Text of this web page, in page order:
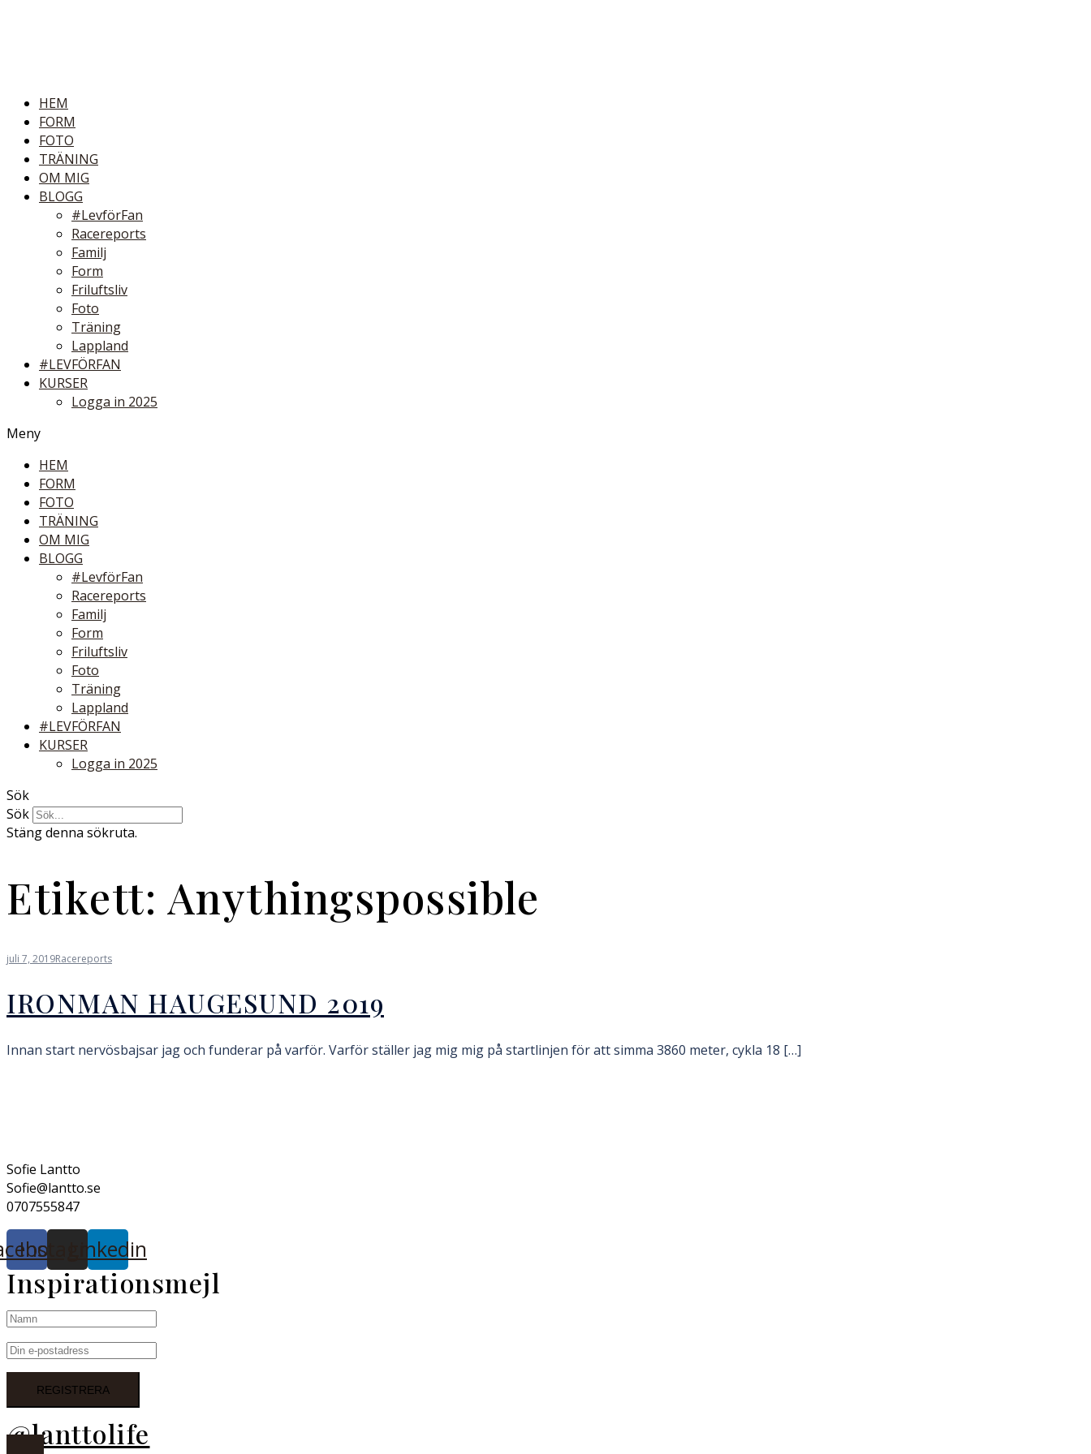
HEM
FORM
FOTO
TRÄNING
OM MIG
BLOGG
#LevförFan
Racereports
Familj
Form
Friluftsliv
Foto
Träning
Lappland
#LEVFÖRFAN
KURSER
Logga in 2025
Meny
HEM
FORM
FOTO
TRÄNING
OM MIG
BLOGG
#LevförFan
Racereports
Familj
Form
Friluftsliv
Foto
Träning
Lappland
#LEVFÖRFAN
KURSER
Logga in 2025
Sök
Sök
Stäng denna sökruta.
Etikett: Anythingspossible
juli 7, 2019Racereports
IRONMAN HAUGESUND 2019
Innan start nervösbajsar jag och funderar på varför. Varför ställer jag mig mig på startlinjen för att simma 3860 meter, cykla 18 […]
Sofie Lantto
Sofie@lantto.se
0707555847
InstagramLinkedin
Inspirationsmejl
@lanttolife